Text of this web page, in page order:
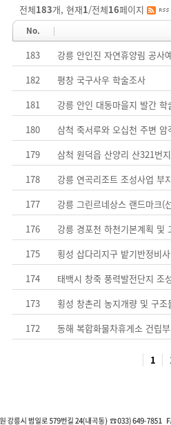
전체183개, 현재1/전체16페이지
No.
183
강릉 안인진 자연휴양림 공
182
평창 국구사우 학술조사
181
강릉 안인 대동마을지 발간 학
180
삼척 죽서루와 오십천 주변 암
179
삼척 원덕읍 산양리 산321번
178
강릉 연곡리조트 조성사업
177
강릉 그린르네상스 랜드마크
176
강릉 경포천 하천기본계획
175
횡성 삽다리지구 밭기반정비
174
태백시 창죽 풍력발전단지
173
횡성 창촌리 농지개량 및 구
172
동해 복합화물차휴게소 건립
1